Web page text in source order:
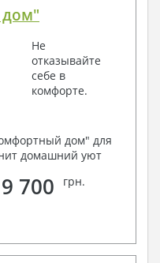
Не
отказывайте
себе в
комфорте.
дом" для
домашний уют
700 грн.